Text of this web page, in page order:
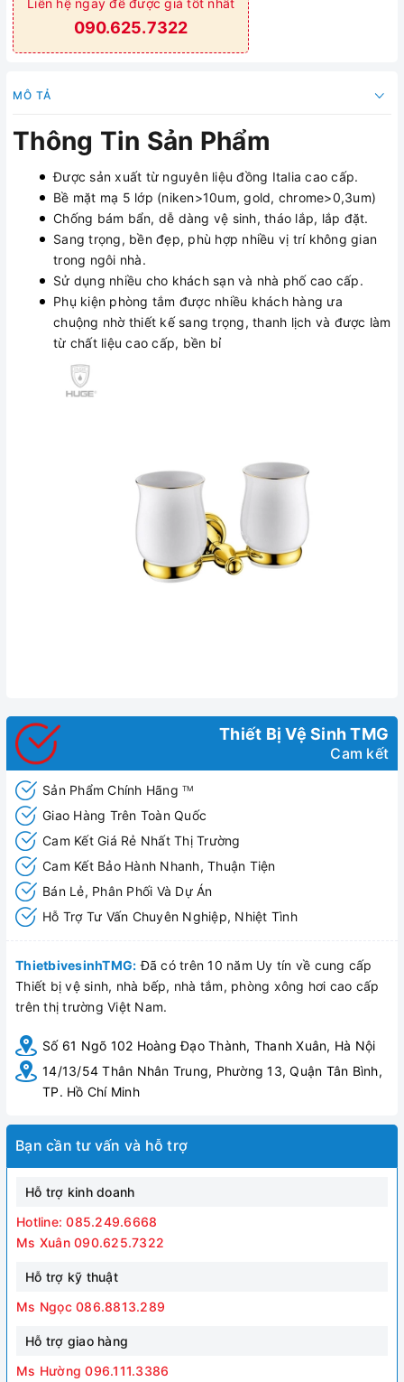
Liên hệ ngay để được giá tốt nhất
090.625.7322
MÔ TẢ
Thông Tin Sản Phẩm
Được sản xuất từ nguyên liệu đồng Italia cao cấp.
Bề mặt mạ 5 lớp (niken>10um, gold, chrome>0,3um)
Chống bám bẩn, dễ dàng vệ sinh, tháo lắp, lắp đặt.
Sang trọng, bền đẹp, phù hợp nhiều vị trí không gian
trong ngôi nhà.
Sử dụng nhiều cho khách sạn và nhà phố cao cấp.
Phụ kiện phòng tắm được nhiều khách hàng ưa
chuộng nhờ thiết kế sang trọng, thanh lịch và được làm
từ chất liệu cao cấp, bền bỉ
Thiết Bị Vệ Sinh TMG
Cam kết
Sản Phẩm Chính Hãng TM
Giao Hàng Trên Toàn Quốc
Cam Kết Giá Rẻ Nhất Thị Trường
Cam Kết Bảo Hành Nhanh, Thuận Tiện
Bán Lẻ, Phân Phối Và Dự Án
Hỗ Trợ Tư Vấn Chuyên Nghiệp, Nhiệt Tình
ThietbivesinhTMG: Đã có trên 10 năm Uy tín về cung cấp
Thiết bị vệ sinh, nhà bếp, nhà tắm, phòng xông hơi cao cấp
trên thị trường Việt Nam.
Số 61 Ngõ 102 Hoàng Đạo Thành, Thanh Xuân, Hà Nội
14/13/54 Thân Nhân Trung, Phường 13, Quận Tân Bình,
TP. Hồ Chí Minh
Bạn cần tư vấn và hỗ trợ
Hỗ trợ kinh doanh
Hotline: 085.249.6668
Ms Xuân 090.625.7322
Hỗ trợ kỹ thuật
Ms Ngọc 086.8813.289
Hỗ trợ giao hàng
Ms Hường 096.111.3386